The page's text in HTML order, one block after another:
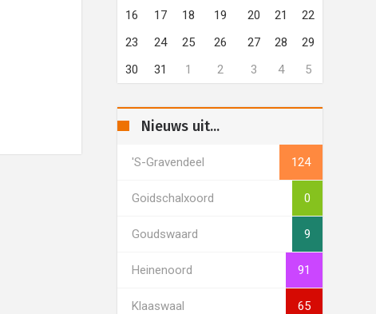
16
17 18 19 20 21
22
23
24 25 26 27 28
29
30
31 1 2 3 4 5
Nieuws uit...
's-Gravendeel 124
Goidschalxoord 0
Goudswaard 9
Heinenoord 91
Klaaswaal 65